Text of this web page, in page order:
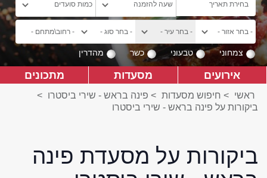
צמחוני טבעוני כשר מהדרין
אירועים מסעדות מתכונים
ראשי > חיפוש מסעדות > פינה בראש - שירי ביסטרו >
ביקורות על פינה בראש - שירי ביסטרו
ביקורות על מסעדת פינה